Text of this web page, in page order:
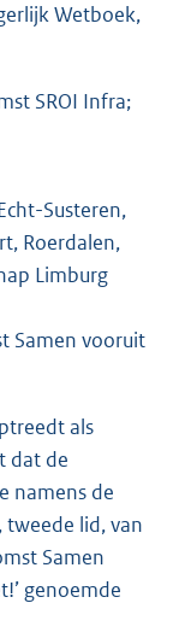
Wetboek,
SROI Infra;
Susteren,
Roerdalen,
Limburg
Samen vooruit
als
dat de
namens de
lid, van
Samen
genoemde